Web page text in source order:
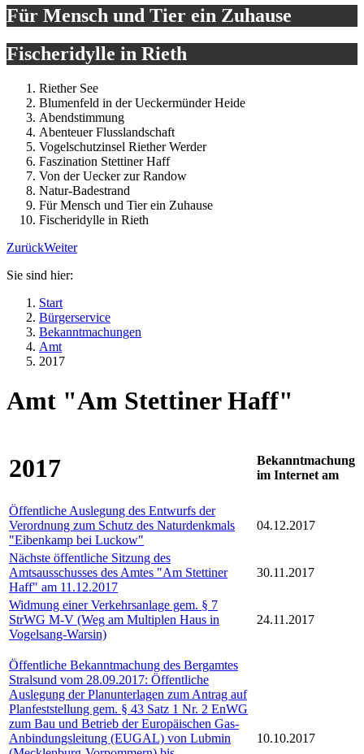
Für Mensch und Tier ein Zuhause
Fischeridylle in Rieth
Riether See
Blumenfeld in der Ueckermünder Heide
Abendstimmung
Abenteuer Flusslandschaft
Vogelschutzinsel Riether Werder
Faszination Stettiner Haff
Von der Uecker zur Randow
Natur-Badestrand
Für Mensch und Tier ein Zuhause
Fischeridylle in Rieth
ZurückWeiter
Sie sind hier:
Start
Bürgerservice
Bekanntmachungen
Amt
2017
Amt "Am Stettiner Haff"
2017
Bekanntmachung
im Internet am
Öffentliche Auslegung des Entwurfs der
Verordnung zum Schutz des Naturdenkmals
"Eibenkamp bei Luckow"
04.12.2017
Nächste öffentliche Sitzung des
Amtsausschusses des Amtes "Am Stettiner
Haff" am 11.12.2017
30.11.2017
Widmung einer Verkehrsanlage gem. § 7
StrWG M-V (Weg am Multiplen Haus in
Vogelsang-Warsin)
24.11.2017
Öffentliche Bekanntmachung des Bergamtes
Stralsund vom 28.09.2017: Öffentliche
Auslegung der Planunterlagen zum Antrag auf
Planfeststellung gem. § 43 Satz 1 Nr. 2 EnWG
zum Bau und Betrieb der Europäischen Gas-
Anbindungsleitung (EUGAL) von Lubmin
10.10.2017